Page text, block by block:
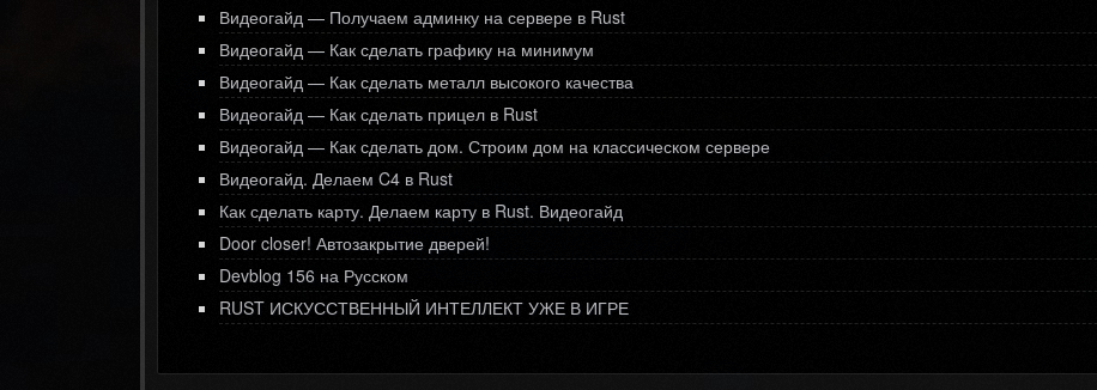
Видеогайд — Получаем админку на сервере в Rust
Видеогайд — Как сделать графику на минимум
Видеогайд — Как сделать металл высокого качества
Видеогайд — Как сделать прицел в Rust
Видеогайд — Как сделать дом. Строим дом на классическом сервере
Видеогайд. Делаем C4 в Rust
Как сделать карту. Делаем карту в Rust. Видеогайд
Door closer! Автозакрытие дверей!
Devblog 156 на Русском
RUST ИСКУССТВЕННЫЙ ИНТЕЛЛЕКТ УЖЕ В ИГРЕ